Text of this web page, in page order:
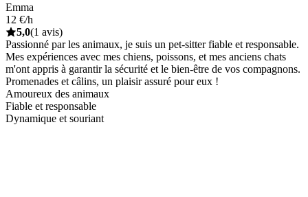
Emma
12 €/h
5,0(1 avis)
Passionné par les animaux, je suis un pet-sitter fiable et responsable.
Mes expériences avec mes chiens, poissons, et mes anciens chats
m'ont appris à garantir la sécurité et le bien-être de vos compagnons.
Promenades et câlins, un plaisir assuré pour eux !
Amoureux des animaux
Fiable et responsable
Dynamique et souriant